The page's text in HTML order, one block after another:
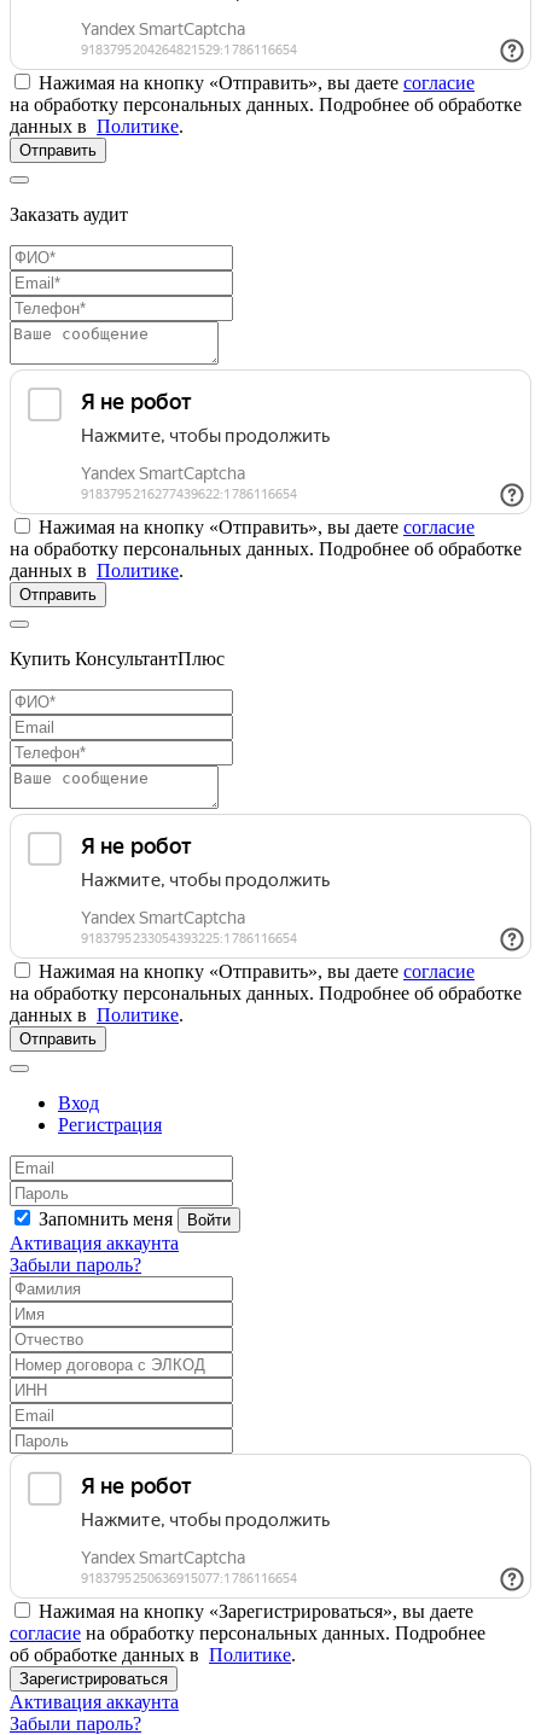
Нажимая на кнопку «Отправить», вы даете согласие
на обработку персональных данных. Подробнее об обработке
данных в Политике.
Отправить
Заказать аудит
Нажимая на кнопку «Отправить», вы даете согласие
на обработку персональных данных. Подробнее об обработке
данных в Политике.
Отправить
Купить КонсультантПлюс
Нажимая на кнопку «Отправить», вы даете согласие
на обработку персональных данных. Подробнее об обработке
данных в Политике.
Отправить
Вход
Регистрация
Запомнить меня Войти
Активация аккаунта
Забыли пароль?
Нажимая на кнопку «Зарегистрироваться», вы даете
согласие на обработку персональных данных. Подробнее
об обработке данных в Политике.
Зарегистрироваться
Активация аккаунта
Забыли пароль?